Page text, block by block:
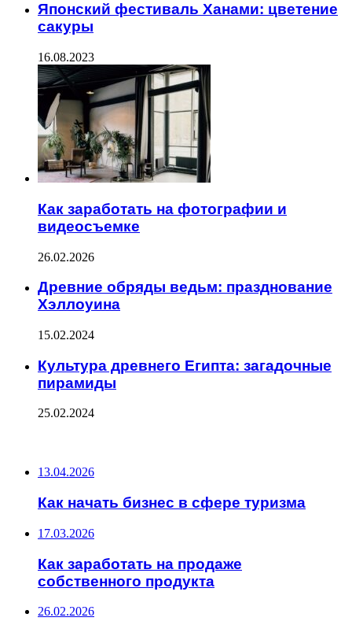
Японский фестиваль Ханами: цветение
сакуры
16.08.2023
Как заработать на фотографии и
видеосъемке
26.02.2026
Древние обряды ведьм: празднование
Хэллоуина
15.02.2024
Культура древнего Египта: загадочные
пирамиды
25.02.2024
13.04.2026
Как начать бизнес в сфере туризма
17.03.2026
Как заработать на продаже
собственного продукта
26.02.2026